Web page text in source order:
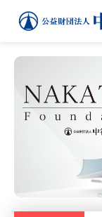
中谷財団に